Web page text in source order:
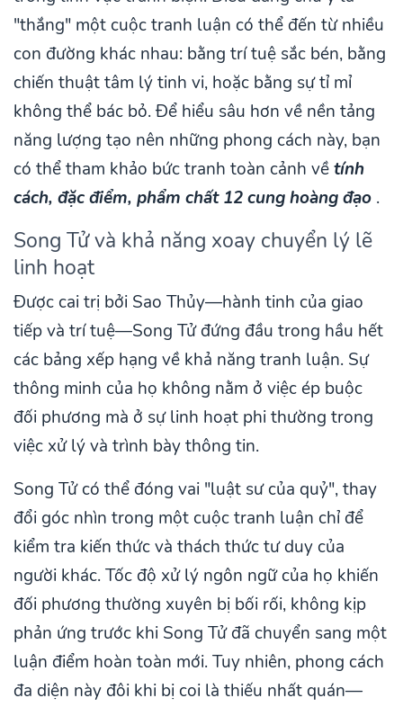
"thắng" một cuộc tranh luận có thể đến từ nhiều
con đường khác nhau: bằng trí tuệ sắc bén, bằng
chiến thuật tâm lý tinh vi, hoặc bằng sự tỉ mỉ
không thể bác bỏ. Để hiểu sâu hơn về nền tảng
năng lượng tạo nên những phong cách này, bạn
có thể tham khảo bức tranh toàn cảnh vềtính
cách, đặc điểm, phẩm chất 12 cung hoàng đạo .
Song Tử và khả năng xoay chuyển lý lẽ
linh hoạt
Được cai trị bởi Sao Thủy—hành tinh của giao
tiếp và trí tuệ—Song Tử đứng đầu trong hầu hết
các bảng xếp hạng về khả năng tranh luận. Sự
thông minh của họ không nằm ở việc ép buộc
đối phương mà ở sự linh hoạt phi thường trong
việc xử lý và trình bày thông tin.
Song Tử có thể đóng vai "luật sư của quỷ", thay
đổi góc nhìn trong một cuộc tranh luận chỉ để
kiểm tra kiến thức và thách thức tư duy của
người khác. Tốc độ xử lý ngôn ngữ của họ khiến
đối phương thường xuyên bị bối rối, không kịp
phản ứng trước khi Song Tử đã chuyển sang một
luận điểm hoàn toàn mới. Tuy nhiên, phong cách
đa diện này đôi khi bị coi là thiếu nhất quán—